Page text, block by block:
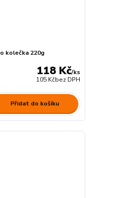
kolečka 220g
118 Kč/ks
105 Kčbez DPH
Přidat do košíku